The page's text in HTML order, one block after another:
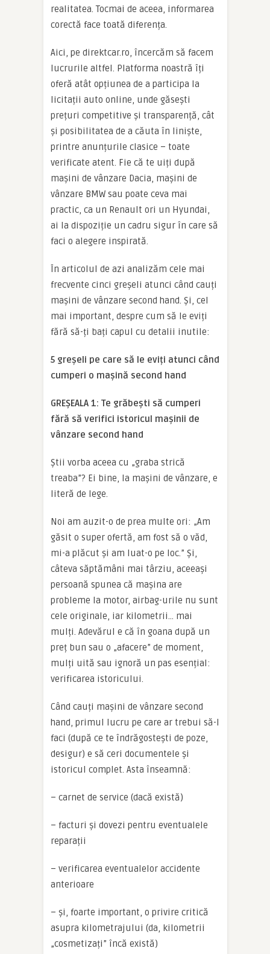
realitatea. Tocmai de aceea, informarea
corectă face toată diferența.
Aici, pe direktcar.ro, încercăm să facem
lucrurile altfel. Platforma noastră îți
oferă atât opțiunea de a participa la
licitații auto online, unde găsești
prețuri competitive și transparență, cât
și posibilitatea de a căuta în liniște,
printre anunțurile clasice – toate
verificate atent. Fie că te uiți după
mașini de vânzare Dacia, mașini de
vânzare BMW sau poate ceva mai
practic, ca un Renault ori un Hyundai,
ai la dispoziție un cadru sigur în care să
faci o alegere inspirată.
În articolul de azi analizăm cele mai
frecvente cinci greșeli atunci când cauți
mașini de vânzare second hand. Și, cel
mai important, despre cum să le eviți
fără să-ți bați capul cu detalii inutile:
5 greșeli pe care să le eviți atunci când
cumperi o mașină second hand
GREȘEALA 1: Te grăbești să cumperi
fără să verifici istoricul mașinii de
vânzare second hand
Știi vorba aceea cu „graba strică
treaba”? Ei bine, la mașini de vânzare, e
literă de lege.
Noi am auzit-o de prea multe ori: „Am
găsit o super ofertă, am fost să o văd,
mi-a plăcut și am luat-o pe loc.” Și,
câteva săptămâni mai târziu, aceeași
persoană spunea că mașina are
probleme la motor, airbag-urile nu sunt
cele originale, iar kilometrii… mai
mulți. Adevărul e că în goana după un
preț bun sau o „afacere” de moment,
mulți uită sau ignoră un pas esențial:
verificarea istoricului.
Când cauți mașini de vânzare second
hand, primul lucru pe care ar trebui să-l
faci (după ce te îndrăgostești de poze,
desigur) e să ceri documentele și
istoricul complet. Asta înseamnă:
– carnet de service (dacă există)
– facturi și dovezi pentru eventualele
reparații
– verificarea eventualelor accidente
anterioare
– și, foarte important, o privire critică
asupra kilometrajului (da, kilometrii
„cosmetizați” încă există)